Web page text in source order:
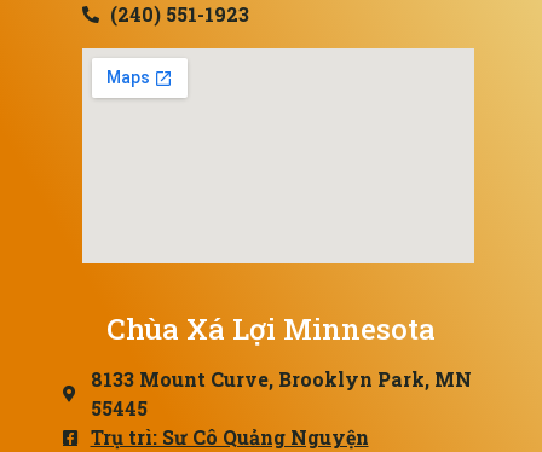
(240) 551-1923
Chùa Xá Lợi Minnesota
8133 Mount Curve, Brooklyn Park, MN
55445
Trụ trì: Sư Cô Quảng Nguyện